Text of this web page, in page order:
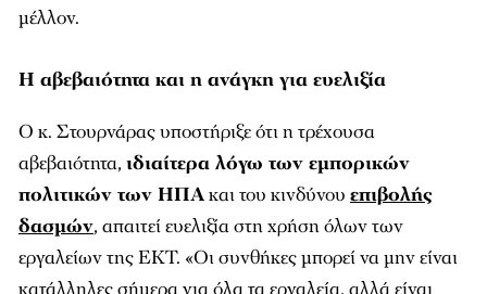
μέλλον.
Η αβεβαιότητα και η ανάγκη για ευελιξία
Ο κ. Στουρνάρας υποστήριξε ότι η τρέχουσα
αβεβαιότητα, ιδιαίτερα λόγω των εμπορικών
πολιτικών των ΗΠΑκαι του κινδύνου επιβολής
δασμών, απαιτεί ευελιξία στη χρήση όλων των
εργαλείων της ΕΚΤ. «Οι συνθήκες μπορεί να μην είναι
κατάλληλες σήμερα για όλα τα εργαλεία, αλλά είναι